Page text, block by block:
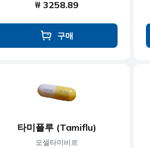
₩ 3258.89
구매
타미플루 (Tamiflu)
오셀타미비르